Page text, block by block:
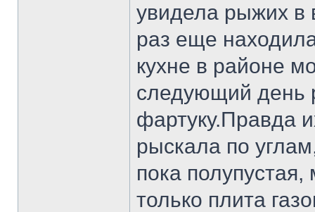
увидела рыжих в
раз еще
кухне в районе
следующий день
фартуку.Правда
рыскала по
пока полупустая,
только плита